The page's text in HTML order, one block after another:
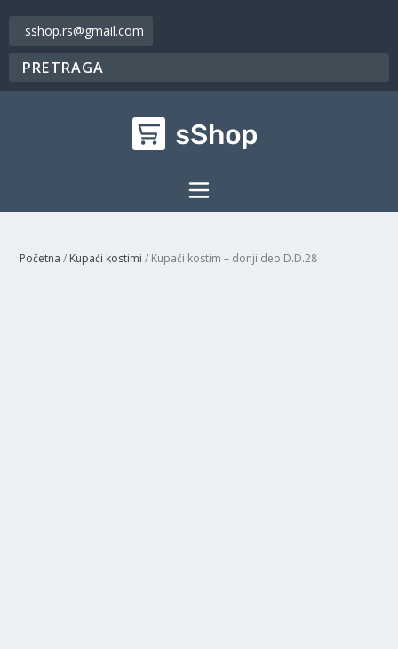
sshop.rs@gmail.com
Početna / Kupaći kostimi / Kupaći kostim – donji deo D.D.28